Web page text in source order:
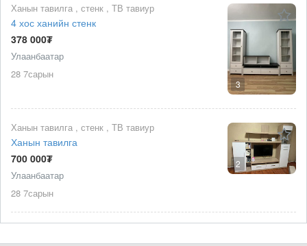
3
Ханын тавилга , стенк , ТВ тавиур
4 хос ханийн стенк
378 000₮
Улаанбаатар
28 7сарын
2
Ханын тавилга , стенк , ТВ тавиур
Ханын тавилга
700 000₮
Улаанбаатар
28 7сарын